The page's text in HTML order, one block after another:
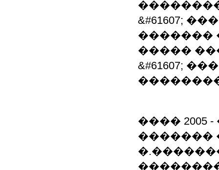
&#61607;
�������
�����
&#61607;
���� 2005
�������